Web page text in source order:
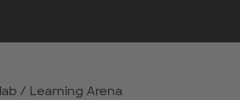
/ Learning Arena